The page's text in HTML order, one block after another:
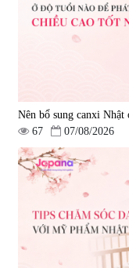
Nên bổ sung canxi Nhật
67
07/08/2026